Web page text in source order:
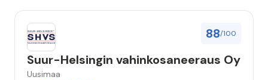
88/100
Suur-Helsingin vahinkosaneeraus Oy
Uusimaa